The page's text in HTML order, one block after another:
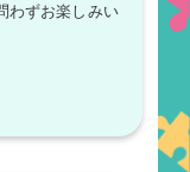
わずお楽しみい